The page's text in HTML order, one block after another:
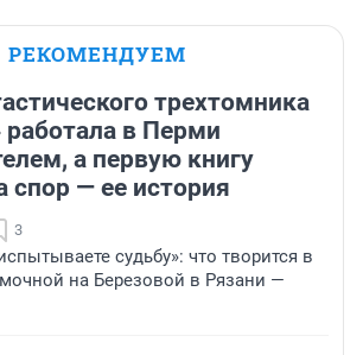
РЕКОМЕНДУЕМ
трехтомника
работала в Перми
а первую книгу
спор — ее история
3
судьбу»: что творится в
на Березовой в Рязани —